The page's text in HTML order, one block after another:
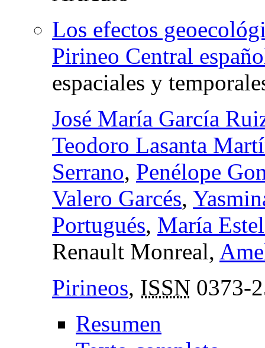
Los efectos
Pirineo Central
espaciales y
José María García
Teodoro Lasanta
Serrano, Penélope
Valero Garcés,
Portugués, María
Renault Monreal,
Pirineos, ISSN 0373-
Resumen